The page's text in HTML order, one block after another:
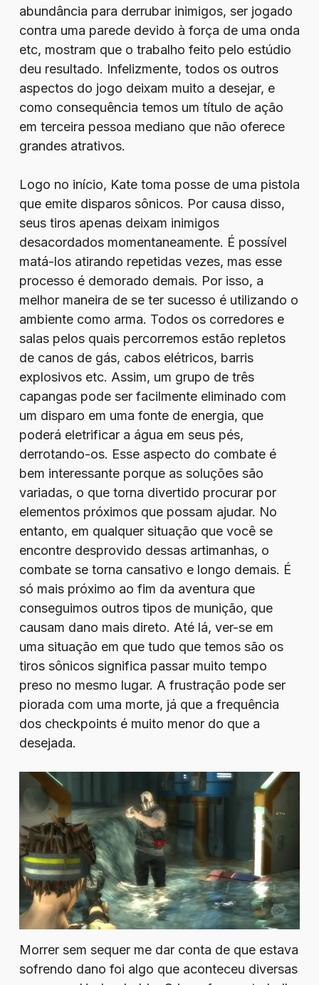
abundância para derrubar inimigos, ser jogado
contra uma parede devido à força de uma onda
etc, mostram que o trabalho feito pelo estúdio
deu resultado. Infelizmente, todos os outros
aspectos do jogo deixam muito a desejar, e
como consequência temos um título de ação
em terceira pessoa mediano que não oferece
grandes atrativos.
Logo no início, Kate toma posse de uma pistola
que emite disparos sônicos. Por causa disso,
seus tiros apenas deixam inimigos
desacordados momentaneamente. É possível
matá-los atirando repetidas vezes, mas esse
processo é demorado demais. Por isso, a
melhor maneira de se ter sucesso é utilizando o
ambiente como arma. Todos os corredores e
salas pelos quais percorremos estão repletos
de canos de gás, cabos elétricos, barris
explosivos etc. Assim, um grupo de três
capangas pode ser facilmente eliminado com
um disparo em uma fonte de energia, que
poderá eletrificar a água em seus pés,
derrotando-os. Esse aspecto do combate é
bem interessante porque as soluções são
variadas, o que torna divertido procurar por
elementos próximos que possam ajudar. No
entanto, em qualquer situação que você se
encontre desprovido dessas artimanhas, o
combate se torna cansativo e longo demais. É
só mais próximo ao fim da aventura que
conseguimos outros tipos de munição, que
causam dano mais direto. Até lá, ver-se em
uma situação em que tudo que temos são os
tiros sônicos significa passar muito tempo
preso no mesmo lugar. A frustração pode ser
piorada com uma morte, já que a frequência
dos checkpoints é muito menor do que a
desejada.
Morrer sem sequer me dar conta de que estava
sofrendo dano foi algo que aconteceu diversas